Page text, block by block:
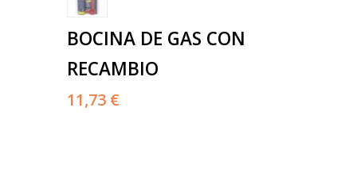
BOCINA DE GAS CON
RECAMBIO
11,73 €